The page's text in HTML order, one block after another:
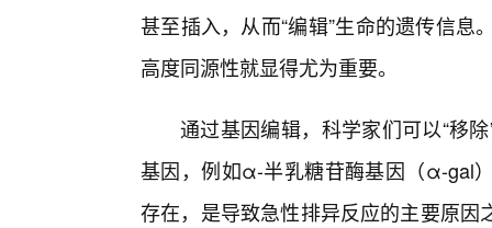
甚至插入，从而“编辑”生命的遗传信
高度同源性就显得尤为重要。
通过基因编辑，科学家们可以“移
基因，例如α-半乳糖苷酶基因（α-gal
存在，是导致急性排异反应的主要原